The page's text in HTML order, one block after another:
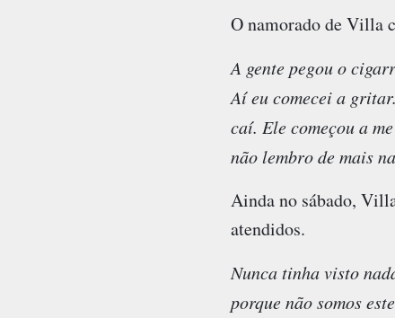
O namorado de Villa
A gente pegou o
Aí eu comecei a
caí. Ele começou a
não lembro de mais
Ainda no sábado,
atendidos.
Nunca tinha visto
porque não somos